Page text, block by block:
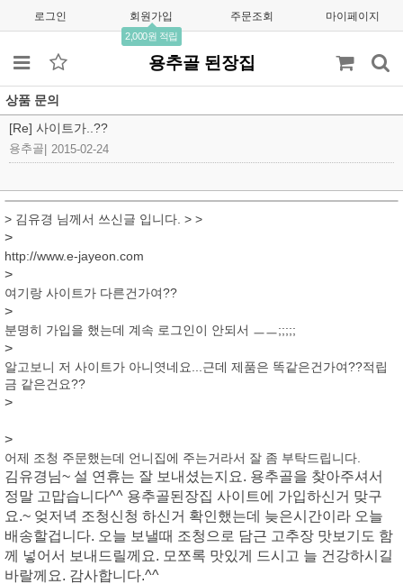
로그인 회원가입
2,000원 적립
주문조회 마이페이지
용추골 된장집
상품 문의
[Re] 사이트가..??
용추골 2015-02-24
> 김유경 님께서 쓰신글 입니다. > >
>
http://www.e-jayeon.com
>
여기랑 사이트가 다른건가여??
>
분명히 가입을 했는데 계속 로그인이 안되서 ㅡㅡ;;;;;
>
알고보니 저 사이트가 아니엿네요...근데 제품은 똑같은건가여??적립
금 같은건요??
>
>
어제 조청 주문했는데 언니집에 주는거라서 잘 좀 부탁드립니다.
김유경님~ 설 연휴는 잘 보내셨는지요. 용추골을 찾아주셔서
정말 고맙습니다^^ 용추골된장집 사이트에 가입하신거 맞구
요.~ 엊저녁 조청신청 하신거 확인했는데 늦은시간이라 오늘
배송할겁니다. 오늘 보낼때 조청으로 담근 고추장 맛보기도 함
께 넣어서 보내드릴께요. 모쪼록 맛있게 드시고 늘 건강하시길
바랄께요. 감사합니다.^^